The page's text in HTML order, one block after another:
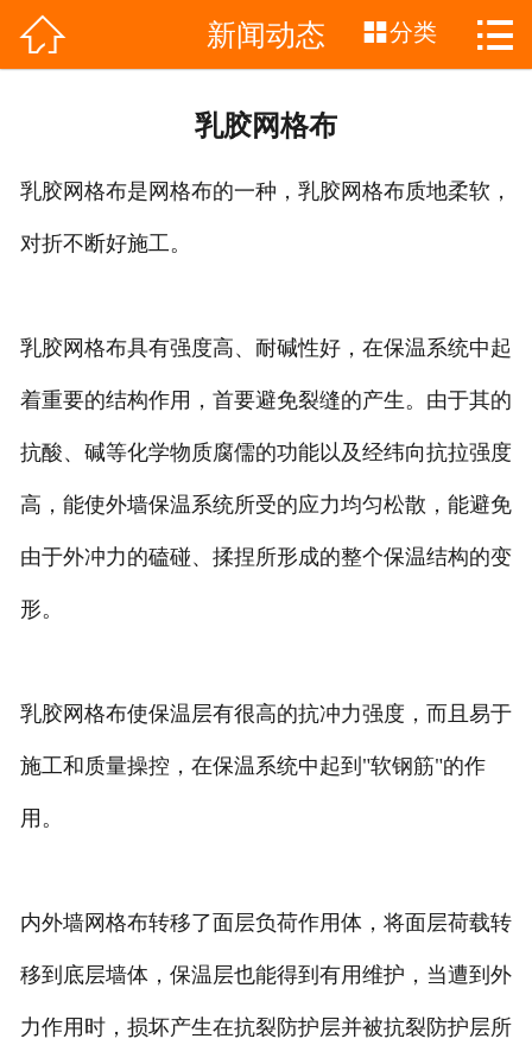
 网站首页
留言反馈
人才招聘
联系我们
土工布
 新闻动态 分类 
乳胶网格布
乳胶网格布是网格布的一种，乳胶网格布质地柔软，
对折不断好施工。
乳胶网格布具有强度高、耐碱性好，在保温系统中起
着重要的结构作用，首要避免裂缝的产生。由于其的
抗酸、碱等化学物质腐儒的功能以及经纬向抗拉强度
高，能使外墙保温系统所受的应力均匀松散，能避免
由于外冲力的磕碰、揉捏所形成的整个保温结构的变
形。
乳胶网格布使保温层有很高的抗冲力强度，而且易于
施工和质量操控，在保温系统中起到"软钢筋"的作
用。
内外墙网格布转移了面层负荷作用体，将面层荷载转
移到底层墙体，保温层也能得到有用维护，当遭到外
力作用时，损坏产生在抗裂防护层并被抗裂防护层所